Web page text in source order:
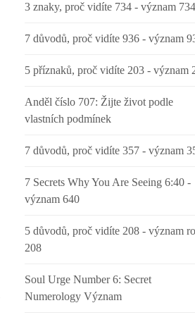
3 znaky, proč vidíte 734 - význam 734
7 důvodů, proč vidíte 936 - význam
5 příznaků, proč vidíte 203 - význam
Anděl číslo 707: Žijte život podle
vlastních podmínek
7 důvodů, proč vidíte 357 - význam
7 Secrets Why You Are Seeing 6:40 -
význam 640
5 důvodů, proč vidíte 208 - význam
208
Soul Urge Number 6: Secret
Numerology Význam